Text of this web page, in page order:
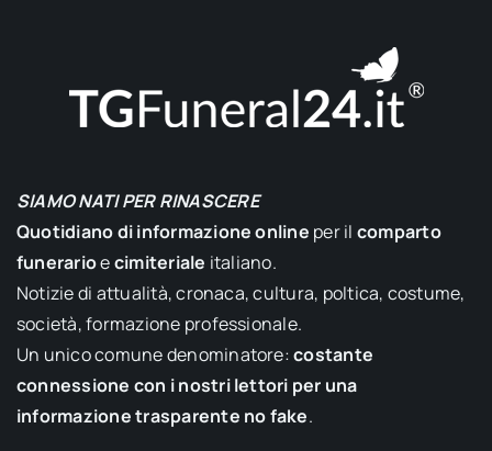
SIAMO NATI PER RINASCERE
Quotidiano di informazione online per il comparto
funerarioecimiteriale italiano.
Notizie di attualità, cronaca, cultura, poltica, costume,
società, formazione professionale.
Un unico comune denominatore:costante
connessione con i nostri lettori per una
informazione trasparente no fake.